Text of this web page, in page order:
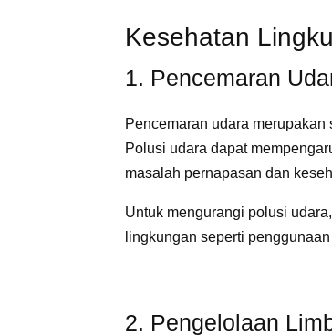
Kesehatan
1. Pencemaran
Pencemaran udara
Polusi udara dapat
masalah pernapasan dan
Untuk mengurangi polusi
lingkungan seperti
2. Pengelolaan